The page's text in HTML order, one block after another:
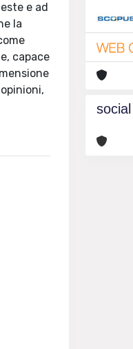
e ad
la
capace